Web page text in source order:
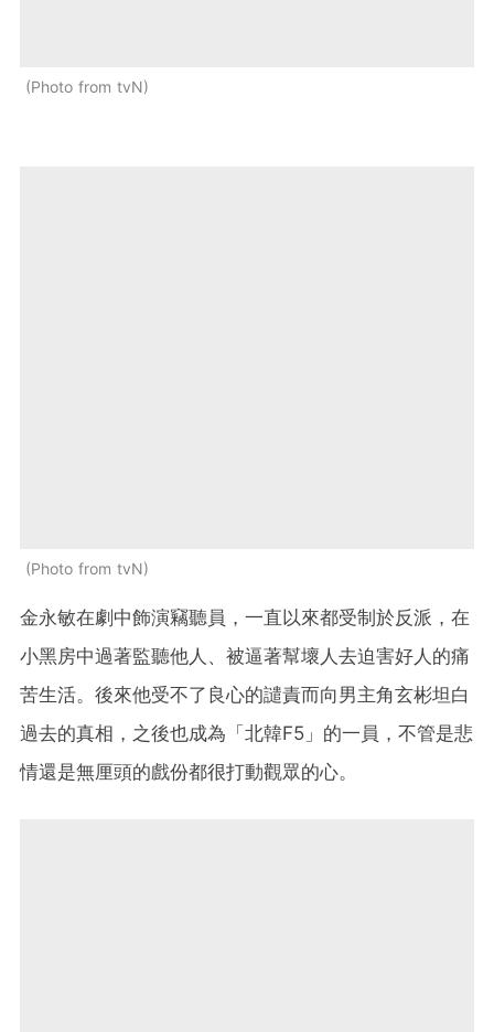
Photo from tvN
Photo from tvN
金永敏在劇中飾演竊聽員，一直以來都受制於反派，在
小黑房中過著監聽他人、被逼著幫壞人去迫害好人的痛
苦生活。後來他受不了良心的譴責而向男主角玄彬坦白
過去的真相，之後也成為「北韓F5」的一員，不管是悲
情還是無厘頭的戲份都很打動觀眾的心。